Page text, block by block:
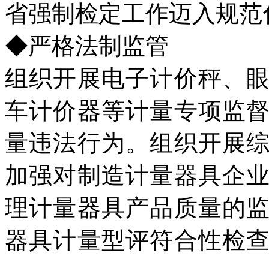
省强制检定工作迈入规
◆严格法制监管
组织开展电子计价秤、
车计价器等计量专项监
量违法行为。组织开展
加强对制造计量器具企
理计量器具产品质量的
器具计量型评符合性检